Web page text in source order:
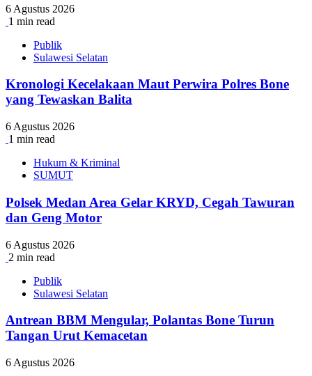
6 Agustus 2026
1 min read
Publik
Sulawesi Selatan
Kronologi Kecelakaan Maut Perwira Polres Bone
yang Tewaskan Balita
6 Agustus 2026
1 min read
Hukum & Kriminal
SUMUT
Polsek Medan Area Gelar KRYD, Cegah Tawuran
dan Geng Motor
6 Agustus 2026
2 min read
Publik
Sulawesi Selatan
Antrean BBM Mengular, Polantas Bone Turun
Tangan Urut Kemacetan
6 Agustus 2026